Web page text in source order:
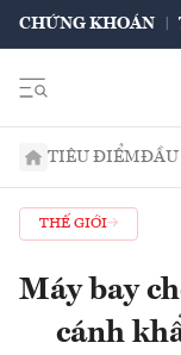
CHỨNG KHOÁN
TIÊU ĐIỂMĐẦU
THẾ GIỚI
Máy bay
cánh